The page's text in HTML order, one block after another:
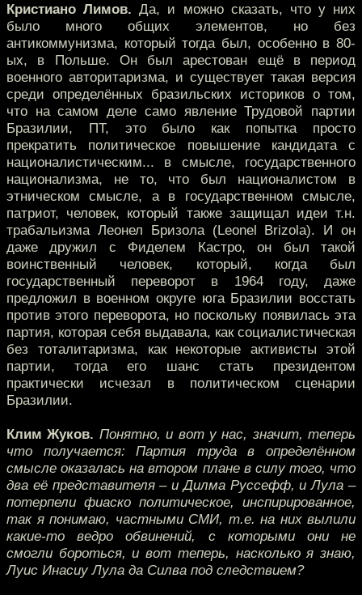
Кристиано Лимов. Да, и можно сказать, что у них
было много общих элементов, но без
антикоммунизма, который тогда был, особенно в 80-
ых, в Польше. Он был арестован ещё в период
военного авторитаризма, и существует такая версия
среди определённых бразильских историков о том,
что на самом деле само явление Трудовой партии
Бразилии, ПТ, это было как попытка просто
прекратить политическое повышение кандидата с
националистическим... в смысле, государственного
национализма, не то, что был националистом в
этническом смысле, а в государственном смысле,
патриот, человек, который также защищал идеи т.н.
трабальизма Леонел Бризола (Leonel Brizola). И он
даже дружил с Фиделем Кастро, он был такой
воинственный человек, который, когда был
государственный переворот в 1964 году, даже
предложил в военном округе юга Бразилии восстать
против этого переворота, но поскольку появилась эта
партия, которая себя выдавала, как социалистическая
без тоталитаризма, как некоторые активисты этой
партии, тогда его шанс стать президентом
практически исчезал в политическом сценарии
Бразилии.
Клим Жуков. Понятно, и вот у нас, значит, теперь
что получается: Партия труда в определённом
смысле оказалась на втором плане в силу того, что
два её представителя – и Дилма Руссефф, и Лула –
потерпели фиаско политическое, инспирированное,
так я понимаю, частными СМИ, т.е. на них вылили
какие-то ведро обвинений, с которыми они не
смогли бороться, и вот теперь, насколько я знаю,
Луис Инасиу Лула да Силва под следствием?